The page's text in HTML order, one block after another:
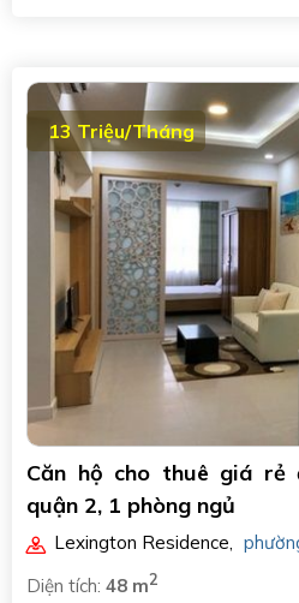
13 Triệu/Tháng
Căn hộ cho thuê giá rẻ
quận 2, 1 phòng ngủ
Lexington Residence
Diện tích: 48 m2